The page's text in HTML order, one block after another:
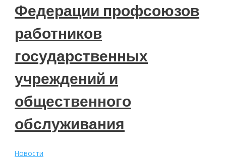
Федерации профсоюзов
работников
государственных
учреждений и
общественного
обслуживания
Новости